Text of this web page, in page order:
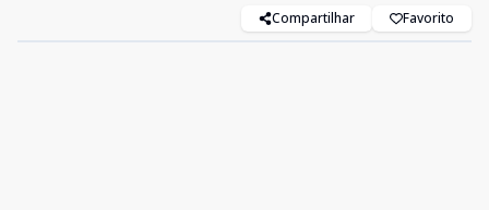
Compartilhar Favorito